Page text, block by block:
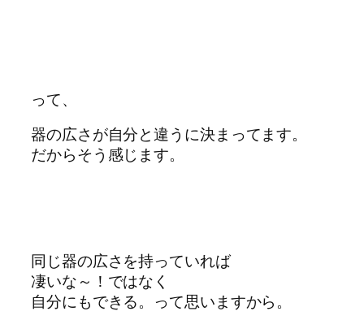
って、
器の広さが自分と違うに決まってます。
だからそう感じます。
同じ器の広さを持っていれば
凄いな～！ではなく
自分にもできる。って思いますから。